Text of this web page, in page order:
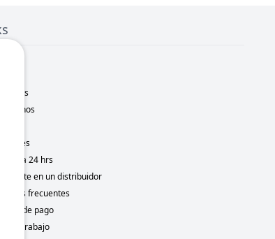
24 hrs
en un distribuidor
frecuentes
de pago
de trabajo